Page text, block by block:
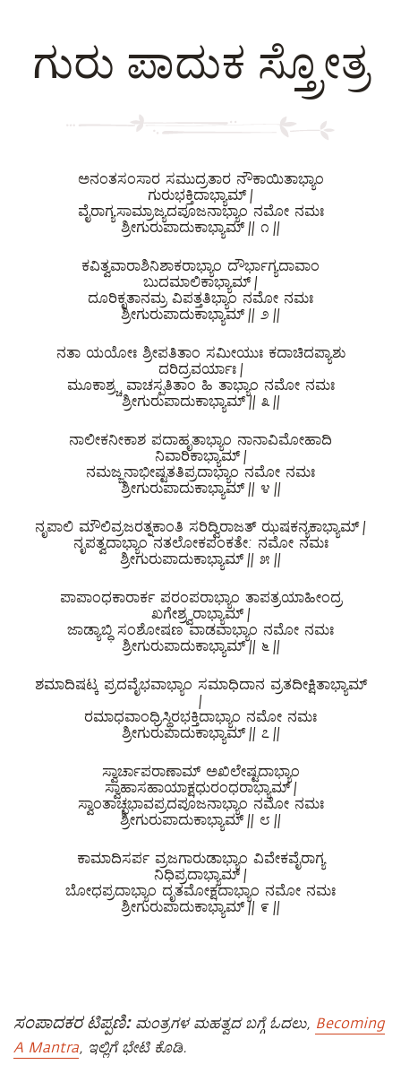
ಗುರು ಪಾದುಕ ಸ್ತ್ರೋತ್ರ
ಅನಂತಸಂಸಾರ ಸಮುದ್ರತಾರ ನೌಕಾಯಿತಾಭ್ಯಾಂ
ಗುರುಭಕ್ತಿದಾಭ್ಯಾಮ್ |
ವೈರಾಗ್ಯಸಾಮ್ರಾಜ್ಯದಪೂಜನಾಭ್ಯಾಂ ನಮೋ ನಮಃ
ಶ್ರೀಗುರುಪಾದುಕಾಭ್ಯಾಮ್ || ೧ ||
ಕವಿತ್ವವಾರಾಶಿನಿಶಾಕರಾಭ್ಯಾಂ ದೌರ್ಭಾಗ್ಯದಾವಾಂ
ಬುದಮಾಲಿಕಾಭ್ಯಾಮ್ |
ದೂರಿಕೃತಾನಮ್ರ ವಿಪತ್ತತಿಭ್ಯಾಂ ನಮೋ ನಮಃ
ಶ್ರೀಗುರುಪಾದುಕಾಭ್ಯಾಮ್ || ೨ ||
ನತಾ ಯಯೋಃ ಶ್ರೀಪತಿತಾಂ ಸಮೀಯುಃ ಕದಾಚಿದಪ್ಯಾಶು
ದರಿದ್ರವರ್ಯಾಃ |
ಮೂಕಾಶ್ರ್ಚ ವಾಚಸ್ಪತಿತಾಂ ಹಿ ತಾಭ್ಯಾಂ ನಮೋ ನಮಃ
ಶ್ರೀಗುರುಪಾದುಕಾಭ್ಯಾಮ್ || ೩ ||
ನಾಲೀಕನೀಕಾಶ ಪದಾಹೃತಾಭ್ಯಾಂ ನಾನಾವಿಮೋಹಾದಿ
ನಿವಾರಿಕಾಭ್ಯಾಮ್ |
ನಮಜ್ಜನಾಭೀಷ್ಟತತಿಪ್ರದಾಭ್ಯಾಂ ನಮೋ ನಮಃ
ಶ್ರೀಗುರುಪಾದುಕಾಭ್ಯಾಮ್ || ೪ ||
ನೃಪಾಲಿ ಮೌಲಿವ್ರಜರತ್ನಕಾಂತಿ ಸರಿದ್ವಿರಾಜತ್ ಝಷಕನ್ಯಕಾಭ್ಯಾಮ್ |
ನೃಪತ್ವದಾಭ್ಯಾಂ ನತಲೋಕಪಂಕತೇ: ನಮೋ ನಮಃ
ಶ್ರೀಗುರುಪಾದುಕಾಭ್ಯಾಮ್ || ೫ ||
ಪಾಪಾಂಧಕಾರಾರ್ಕ ಪರಂಪರಾಭ್ಯಾಂ ತಾಪತ್ರಯಾಹೀಂದ್ರ
ಖಗೇಶ್ರ್ವರಾಭ್ಯಾಮ್ |
ಜಾಡ್ಯಾಬ್ಧಿ ಸಂಶೋಷಣ ವಾಡವಾಭ್ಯಾಂ ನಮೋ ನಮಃ
ಶ್ರೀಗುರುಪಾದುಕಾಭ್ಯಾಮ್ || ೬ ||
ಶಮಾದಿಷಟ್ಕ ಪ್ರದವೈಭವಾಭ್ಯಾಂ ಸಮಾಧಿದಾನ ವ್ರತದೀಕ್ಷಿತಾಭ್ಯಾಮ್
|
ರಮಾಧವಾಂಧ್ರಿಸ್ಥಿರಭಕ್ತಿದಾಭ್ಯಾಂ ನಮೋ ನಮಃ
ಶ್ರೀಗುರುಪಾದುಕಾಭ್ಯಾಮ್ || ೭ ||
ಸ್ವಾರ್ಚಾಪರಾಣಾಮ್ ಅಖಿಲೇಷ್ಟದಾಭ್ಯಾಂ
ಸ್ವಾಹಾಸಹಾಯಾಕ್ಷಧುರಂಧರಾಭ್ಯಾಮ್ |
ಸ್ವಾಂತಾಚ್ಛಭಾವಪ್ರದಪೂಜನಾಭ್ಯಾಂ ನಮೋ ನಮಃ
ಶ್ರೀಗುರುಪಾದುಕಾಭ್ಯಾಮ್ || ೮ ||
ಕಾಮಾದಿಸರ್ಪ ವ್ರಜಗಾರುಡಾಭ್ಯಾಂ ವಿವೇಕವೈರಾಗ್ಯ
ನಿಧಿಪ್ರದಾಭ್ಯಾಮ್ |
ಬೋಧಪ್ರದಾಭ್ಯಾಂ ದೃತಮೋಕ್ಷದಾಭ್ಯಾಂ ನಮೋ ನಮಃ
ಶ್ರೀಗುರುಪಾದುಕಾಭ್ಯಾಮ್ || ೯ ||
ಸಂಪಾದಕರ ಟಿಪ್ಪಣಿ:ಮಂತ್ರಗಳ ಮಹತ್ವದ ಬಗ್ಗೆ ಓದಲು, Becoming
A Mantra, ಇಲ್ಲಿಗೆ ಭೇಟಿ ಕೊಡಿ.